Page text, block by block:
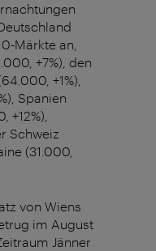
Märkte an,
+7%), den
+1%),
Spanien
+12%),
Schweiz
(31.000,
von Wiens
im August
Jänner